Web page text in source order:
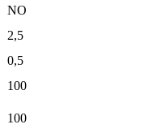
NO
2,5
0,5
100
100